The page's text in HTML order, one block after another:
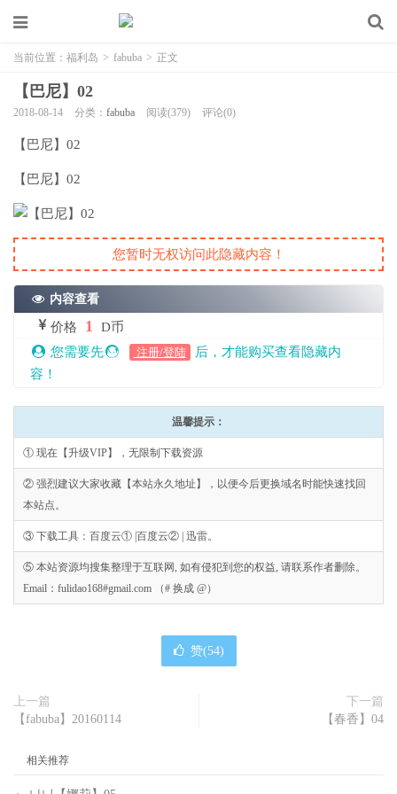
当前位置： 福利岛 > fabuba > 正文
【巴尼】02
2018-08-14 分类： fabuba 阅读(379) 评论(0)
【巴尼】02
【巴尼】02
您暂时无权访问此隐藏内容！
内容查看
价格 1
D币
您需要先
注册/登陆
后，才能购买查看隐藏内
容！
温馨提示：
① 现在【升级VIP】，无限制下载资源
② 强烈建议大家收藏【本站永久地址】，以便今后更换域名时能快速找回
本站点。
③ 下载工具：百度云① |百度云② | 迅雷。
⑤ 本站资源均搜集整理于互联网, 如有侵犯到您的权益, 请联系作者删除。
Email：fulidao168#gmail.com （# 换成 @）
赞(54)
上一篇
【fabuba】20160114
下一篇
【春香】04
相关推荐